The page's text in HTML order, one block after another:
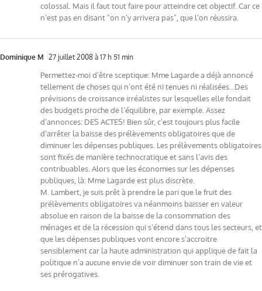
colossal. Mais il faut tout faire pour atteindre cet objectif. Car ce
n’est pas en disant "on n’y arrivera pas", que l’on réussira.
Dominique M 27 juillet 2008 à 17 h 51 min
Permettez-moi d’être sceptique: Mme Lagarde a déjà annoncé
tellement de choses qui n’ont été ni tenues ni réalisées…Des
prévisions de croissance irréalistes sur lesquelles elle fondait
des budgets proche de l’équilibre, par exemple. Assez
d’annonces: DES ACTES! Bien sûr, c’est toujours plus facile
d’arrêter la baisse des prélèvements obligatoires que de
diminuer les dépenses publiques. Les prélèvements obligatoires
sont fixés de manière technocratique et sans l’avis des
contribuables. Alors que les économies sur les dépenses
publiques, là: Mme Lagarde est plus discrète.
M. Lambert, je suis prêt à prendre le pari que le fruit des
prélèvements obligatoires va néanmoins baisser en valeur
absolue en raison de la baisse de la consommation des
ménages et de la récession qui s’étend dans tous les secteurs, et
que les dépenses publiques vont encore s’accroitre
sensiblement car la haute administration qui applique de fait la
politique n’a aucune envie de voir diminuer son train de vie et
ses prérogatives.